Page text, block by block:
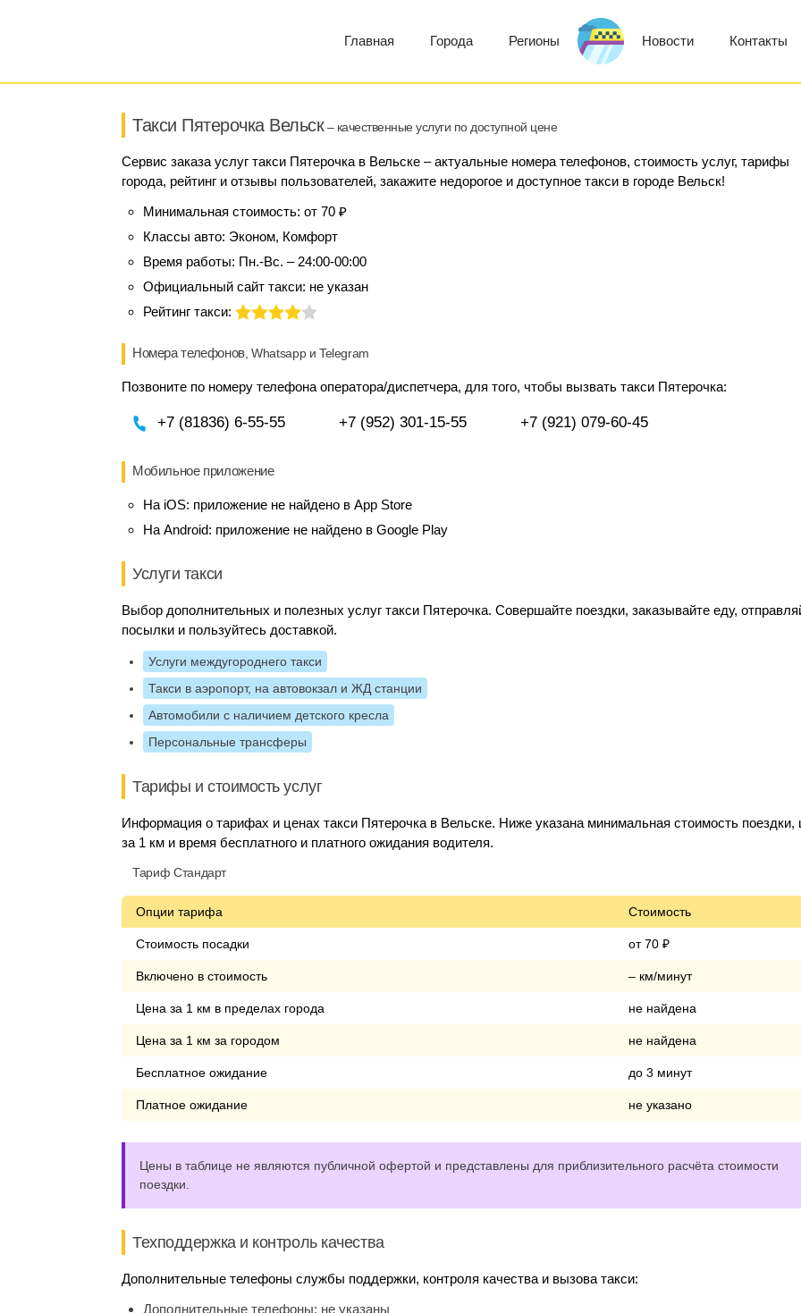
Главная Города Регионы Новости Контакты
Такси Пятерочка Вельск– качественные услуги по доступной цене
Сервис заказа услуг такси Пятерочка в Вельске – актуальные номера телефонов, стоимость услуг, тарифы
города, рейтинг и отзывы пользователей, закажите недорогое и доступное такси в городе Вельск!
Минимальная стоимость: от 70 ₽
Классы авто: Эконом, Комфорт
Время работы: Пн.-Вс. – 24:00-00:00
Официальный сайт такси: не указан
Рейтинг такси:
Номера телефонов, Whatsapp и Telegram
Позвоните по номеру телефона оператора/диспетчера, для того, чтобы вызвать такси Пятерочка:
+7 (81836) 6-55-55 +7 (952) 301-15-55 +7 (921) 079-60-45
Мобильное приложение
На iOS: приложение не найдено в App Store
На Android: приложение не найдено в Google Play
Услуги такси
Выбор дополнительных и полезных услуг такси Пятерочка. Совершайте поездки, заказывайте еду,
посылки и пользуйтесь доставкой.
Услуги междугороднего такси
Такси в аэропорт, на автовокзал и ЖД станции
Автомобили с наличием детского кресла
Персональные трансферы
Тарифы и стоимость услуг
Информация о тарифах и ценах такси Пятерочка в Вельске. Ниже указана минимальная стоимость поездки,
за 1 км и время бесплатного и платного ожидания водителя.
Тариф Стандарт
Опции тарифа Стоимость
Стоимость посадки от 70 ₽
Включено в стоимость – км/минут
Цена за 1 км в пределах города не найдена
Цена за 1 км за городом не найдена
Бесплатное ожидание до 3 минут
Платное ожидание не указано
Цены в таблице не являются публичной офертой и представлены для приблизительного расчёта стоимости
поездки.
Техподдержка и контроль качества
Дополнительные телефоны службы поддержки, контроля качества и вызова такси:
Дополнительные телефоны: не указаны